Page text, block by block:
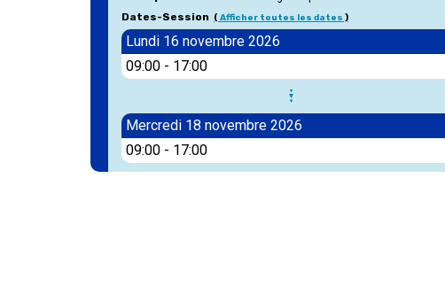
Dates-Session
Afficher toutes les dates
Lundi 16 novembre 2026
09:00 - 17:00
Mercredi 18 novembre 2026
09:00 - 17:00